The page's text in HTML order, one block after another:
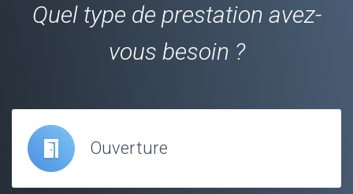
Quel type de prestation avez-
vous besoin ?
Ouverture